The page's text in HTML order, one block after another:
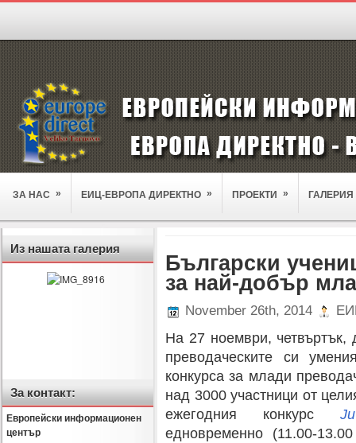
ЗА НАС » ЕИЦ-ЕВРОПА ДИРЕКТНО » ПРОЕКТИ » ГАЛЕРИЯ
Из нашата галерия
За контакт:
Европейски информационен
център
Български
за най-добър
November 26th, 2014
На 27 ноември, четвъртък,
преводаческите си
конкурса за млади
над 3000 участници от
ежегодния конкурс
едновременно (11.00-